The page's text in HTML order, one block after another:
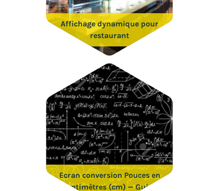
Affichage dynamique pour
restaurant
Ecran conversion Pouces en
Centimètres (cm) — Guide